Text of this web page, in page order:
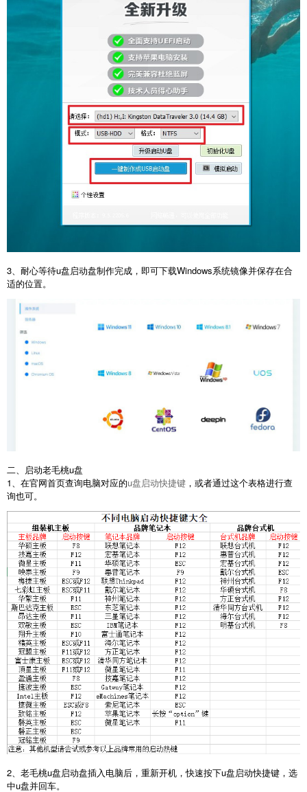
3、耐心等待u盘启动盘制作完成，即可下载Windows系统镜像并保存在合
适的位置。
二、启动老毛桃u盘
1、在官网首页查询电脑对应的u盘启动快捷键 ，或者通过这个表格进行查
询也可。
2、老毛桃u盘启动盘插入电脑后，重新开机，快速按下u盘启动快捷键，选
中u盘并回车。